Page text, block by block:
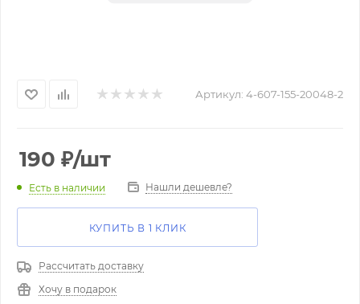
Артикул: 4-607-155-20048-2
190 ₽/шт
Есть в наличии Нашли дешевле?
КУПИТЬ В 1 КЛИК
Рассчитать доставку
Хочу в подарок